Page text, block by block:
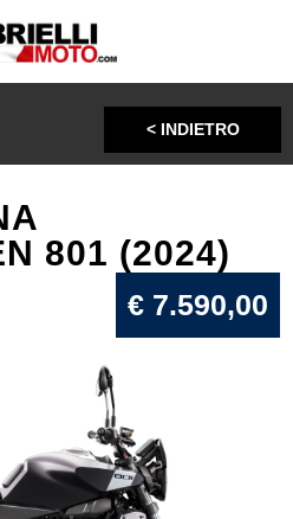
< INDIETRO
801 (2024)
€ 7.590,00